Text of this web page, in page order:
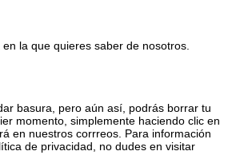
la que quieres saber de nosotros.
basura, pero aún así, podrás borrar tu
momento, simplemente haciendo clic en
en nuestros corrreos. Para información
de privacidad, no dudes en visitar